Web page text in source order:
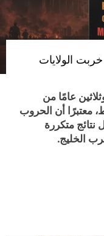
الولايات
عامًا من
معتبرًا أن الحروب
نتائج متكررة
الخليج.